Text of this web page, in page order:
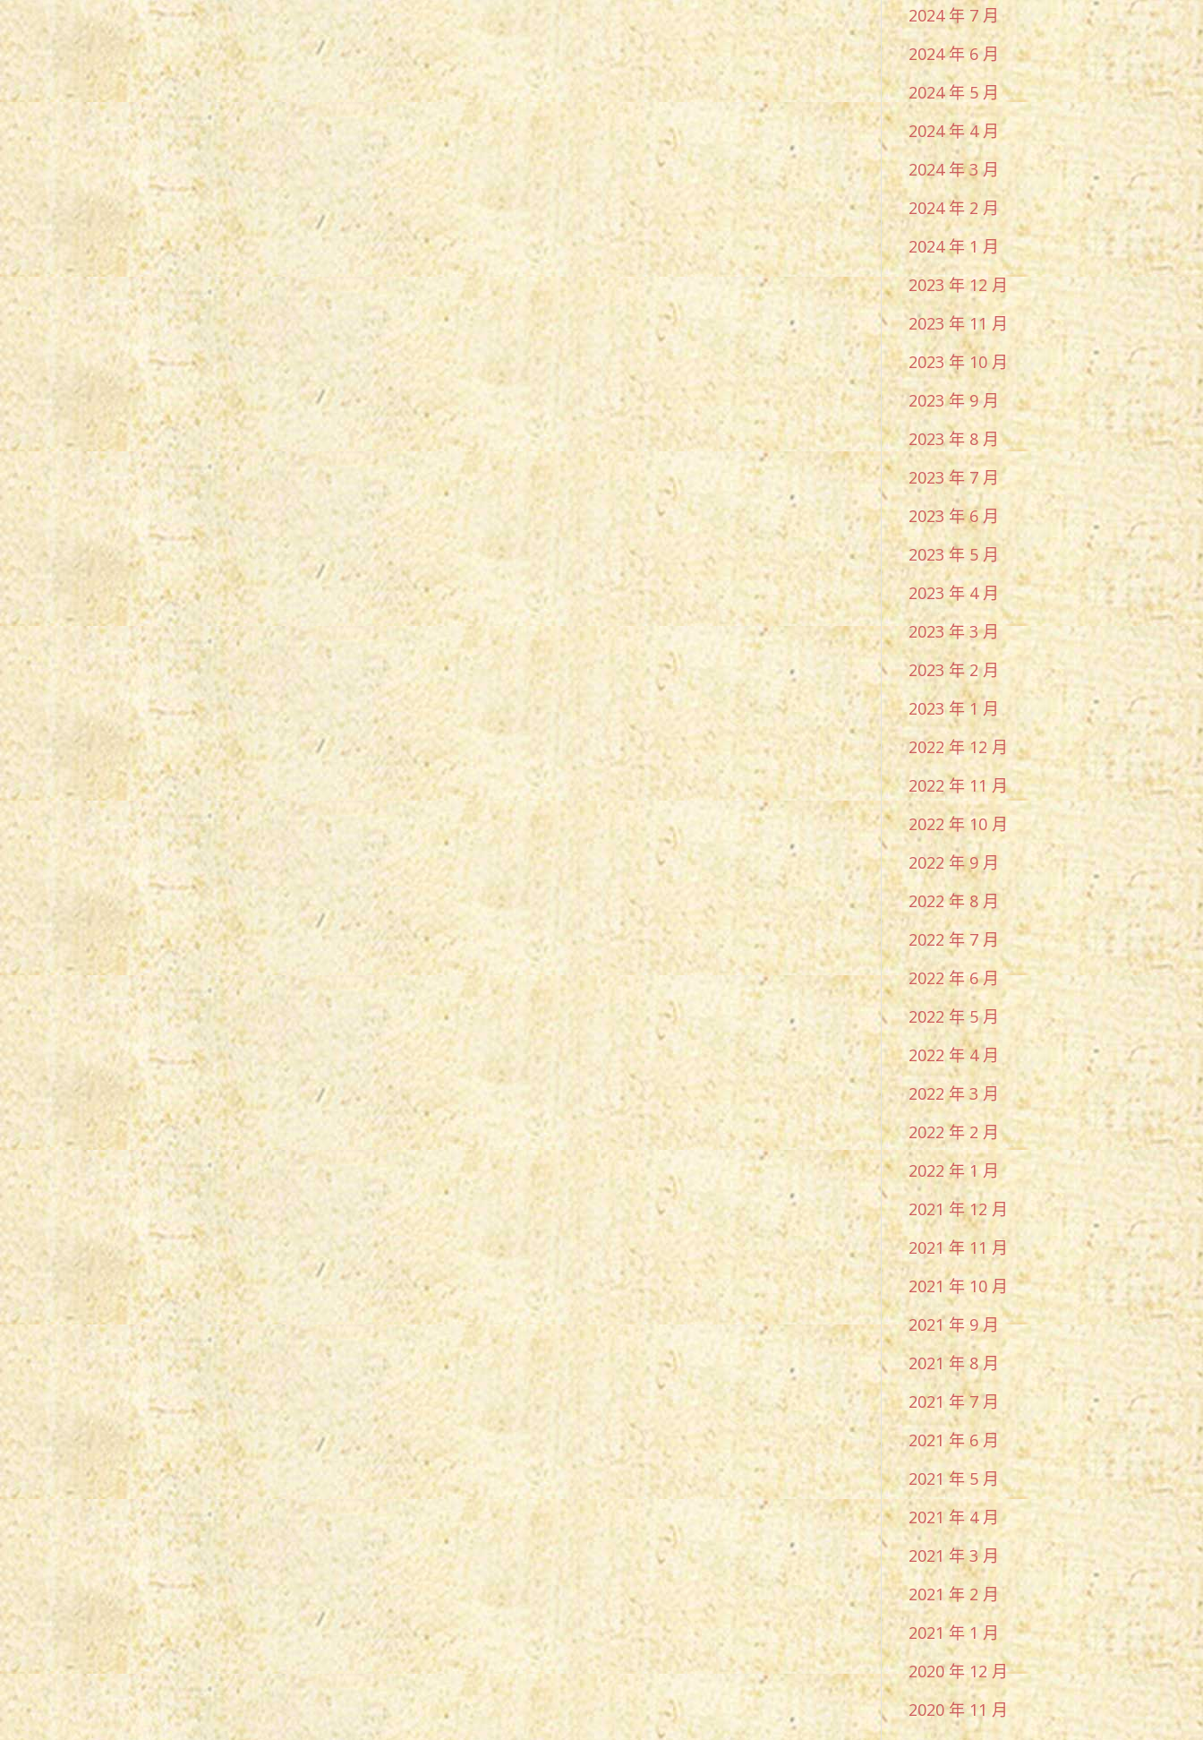
2024 年 7 月
2024 年 6 月
2024 年 5 月
2024 年 4 月
2024 年 3 月
2024 年 2 月
2024 年 1 月
2023 年 12 月
2023 年 11 月
2023 年 10 月
2023 年 9 月
2023 年 8 月
2023 年 7 月
2023 年 6 月
2023 年 5 月
2023 年 4 月
2023 年 3 月
2023 年 2 月
2023 年 1 月
2022 年 12 月
2022 年 11 月
2022 年 10 月
2022 年 9 月
2022 年 8 月
2022 年 7 月
2022 年 6 月
2022 年 5 月
2022 年 4 月
2022 年 3 月
2022 年 2 月
2022 年 1 月
2021 年 12 月
2021 年 11 月
2021 年 10 月
2021 年 9 月
2021 年 8 月
2021 年 7 月
2021 年 6 月
2021 年 5 月
2021 年 4 月
2021 年 3 月
2021 年 2 月
2021 年 1 月
2020 年 12 月
2020 年 11 月